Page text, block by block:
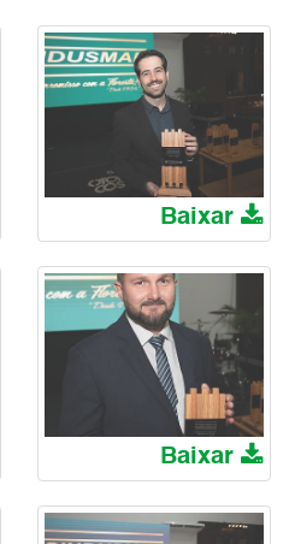
Baixar
Baixar